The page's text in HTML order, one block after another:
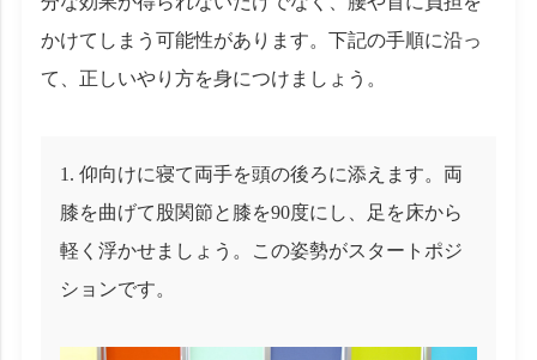
かけてしまう可能性があります。下記の手順に沿っ
て、正しいやり方を身につけましょう。
仰向けに寝て両手を頭の後ろに添えます。両
膝を曲げて股関節と膝を90度にし、足を床から
軽く浮かせましょう。この姿勢がスタートポジ
ションです。